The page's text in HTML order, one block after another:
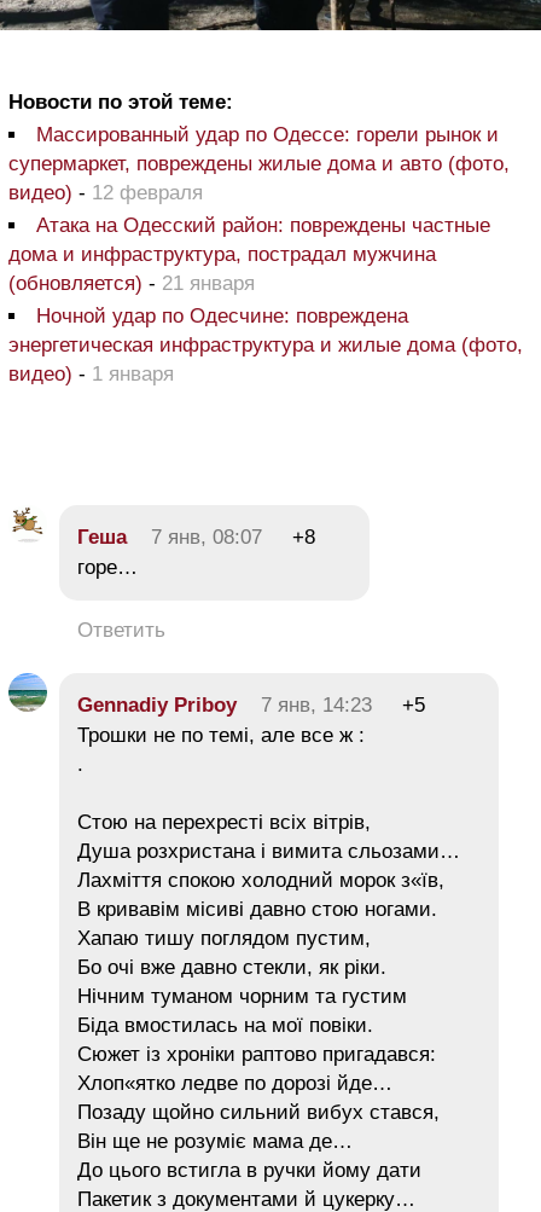
Новости по этой теме:
Массированный удар по Одессе: горели рынок и
супермаркет, повреждены жилые дома и авто (фото,
видео) - 12 февраля
Атака на Одесский район: повреждены частные
дома и инфраструктура, пострадал мужчина
(обновляется) - 21 января
Ночной удар по Одесчине: повреждена
энергетическая инфраструктура и жилые дома (фото,
видео) - 1 января
Геша 7 янв, 08:07
+8
горе…
Ответить
Gennadiy Priboy 7 янв, 14:23
+5
Трошки не по темі, але все ж :
.
Стою на перехресті всіх вітрів,
Душа розхристана і вимита сльозами…
Лахміття спокою холодний морок з«їв,
В кривавім місиві давно стою ногами.
Хапаю тишу поглядом пустим,
Бо очі вже давно стекли, як ріки.
Нічним туманом чорним та густим
Біда вмостилась на мої повіки.
Сюжет із хроніки раптово пригадався:
Хлоп«ятко ледве по дорозі йде…
Позаду щойно сильний вибух стався,
Він ще не розуміє мама де…
До цього встигла в ручки йому дати
Пакетик з документами й цукерку…